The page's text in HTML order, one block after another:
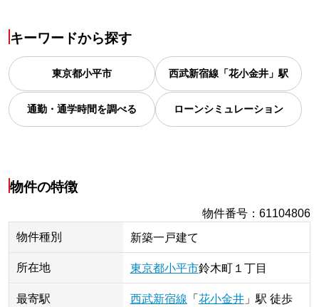
キーワードから探す
東京都小平市 西武新宿線「花小金井」駅
通勤・通学時間を調べる ローンシミュレーション
物件の特徴
物件番号 ：61104806
物件種別
新築一戸建て
所在地 東京都小平市鈴木町１丁目
最寄駅 西武新宿線 「 花小金井」 駅 徒歩